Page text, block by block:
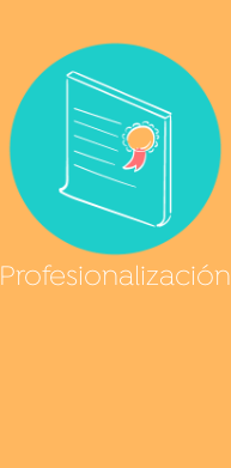
Profesionalización